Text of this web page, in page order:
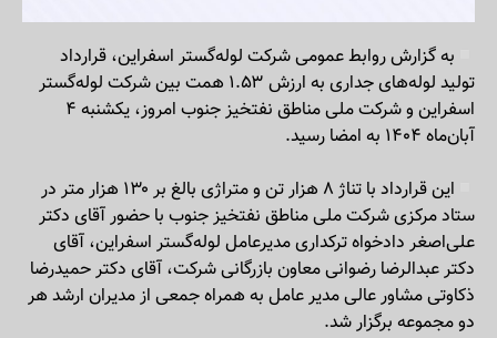
به گزارش روابط عمومی شرکت لوله‌گستر اسفراین، قرارداد
تولید لوله‌های جداری به ارزش ۱.۵۳ همت بین شرکت لوله‌گستر
اسفراین و شرکت ملی مناطق نفتخیز جنوب امروز، یکشنبه ۴
آبان‌ماه ۱۴۰۴ به امضا رسید.
این قرارداد با تناژ ۸ هزار تن و متراژی بالغ بر ۱۳۰ هزار متر در
ستاد مرکزی شرکت ملی مناطق نفتخیز جنوب با حضور آقای دکتر
علی‌اصغر دادخواه ترکداری مدیرعامل لوله‌گستر اسفراین، آقای
دکتر عبدالرضا رضوانی معاون بازرگانی شرکت، آقای دکتر حمیدرضا
ذکاوتی مشاور عالی مدیر عامل به همراه جمعی از مدیران ارشد هر
دو مجموعه برگزار شد.